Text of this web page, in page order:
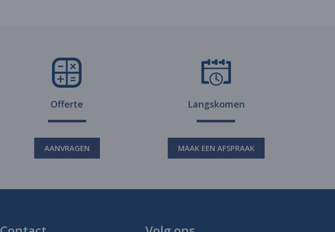
Offerte
AANVRAGEN
Langskomen
MAAK EEN AFSPRAAK